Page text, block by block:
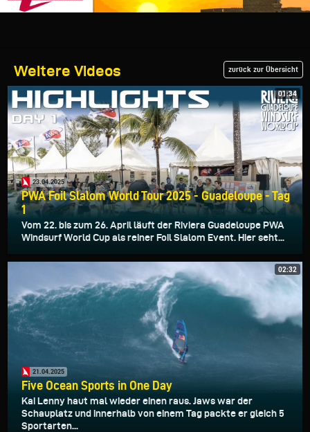
Weitere Videos zurück zur Übersicht
01:34
23.04.2025
PWA Foil Slalom World Tour 2025 - Guadeloupe - Tag
1
Vom 22. bis zum 26. April läuft der Riviera Guadeloupe PWA
Windsurf World Cup als reiner Foil Slalom Event. Hier seht...
02:32
21.04.2025
Five Ocean Sports in One Day
Kai Lenny haut mal wieder einen raus. Jaws war der
Schauplatz und innerhalb von einem Tag packte er gleich 5
Sportarten...